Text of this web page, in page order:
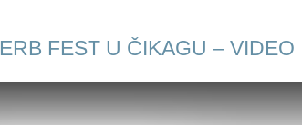
FEST U ČIKAGU – VIDEO